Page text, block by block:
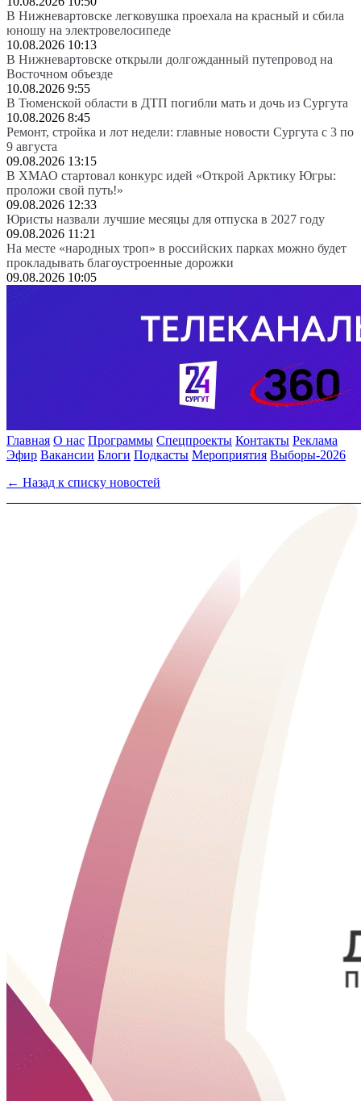
В Нижневартовске легковушка проехала на красный и сбила
юношу на электровелосипеде
10.08.2026 10:13
В Нижневартовске открыли долгожданный путепровод на
Восточном объезде
10.08.2026 9:55
В Тюменской области в ДТП погибли мать и дочь из Сургута
10.08.2026 8:45
Ремонт, стройка и лот недели: главные новости Сургута с 3 по
9 августа
09.08.2026 13:15
В ХМАО стартовал конкурс идей «Открой Арктику Югры:
проложи свой путь!»
09.08.2026 12:33
Юристы назвали лучшие месяцы для отпуска в 2027 году
09.08.2026 11:21
На месте «народных троп» в российских парках можно будет
прокладывать благоустроенные дорожки
09.08.2026 10:05
Главная О нас Программы Спецпроекты Контакты Реклама
Эфир Вакансии Блоги Подкасты Мероприятия Выборы-2026
← Назад к списку новостей